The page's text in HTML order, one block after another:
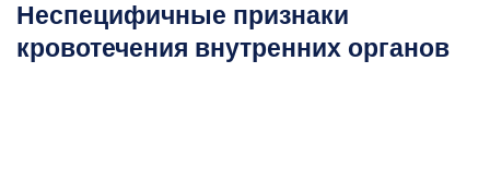
Неспецифичные признаки
кровотечения внутренних органов